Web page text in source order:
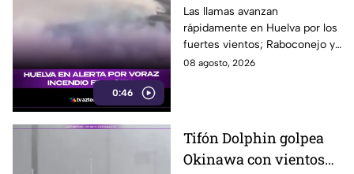
0:46
comunidades en
Huelva
Las llamas avanzan
rápidamente en Huelva por los
fuertes vientos; Raboconejo y
Caballón fueron evacuadas
08 agosto, 2026
Tifón Dolphin golpea
Okinawa con vientos